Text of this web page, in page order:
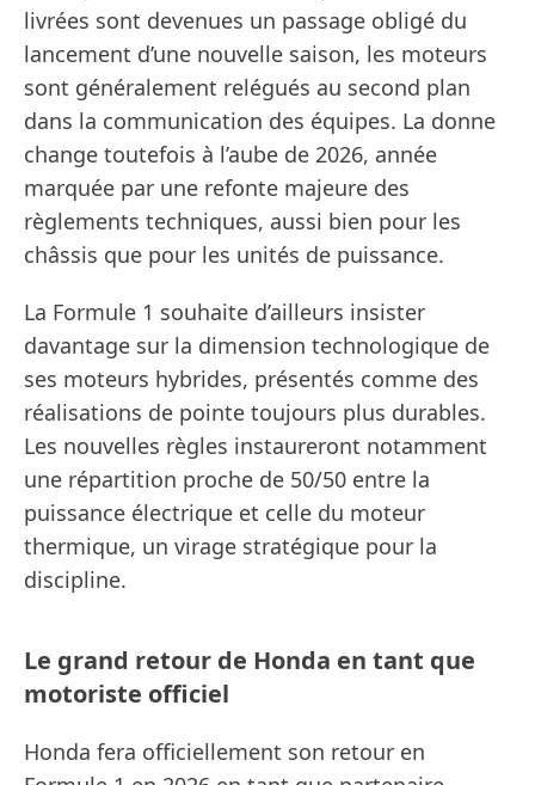
livrées sont devenues un passage obligé du
lancement d’une nouvelle saison, les moteurs
sont généralement relégués au second plan
dans la communication des équipes. La donne
change toutefois à l’aube de 2026, année
marquée par une refonte majeure des
règlements techniques, aussi bien pour les
châssis que pour les unités de puissance.
La Formule 1 souhaite d’ailleurs insister
davantage sur la dimension technologique de
ses moteurs hybrides, présentés comme des
réalisations de pointe toujours plus durables.
Les nouvelles règles instaureront notamment
une répartition proche de 50/50 entre la
puissance électrique et celle du moteur
thermique, un virage stratégique pour la
discipline.
Le grand retour de Honda en tant que
motoriste officiel
Honda fera officiellement son retour en